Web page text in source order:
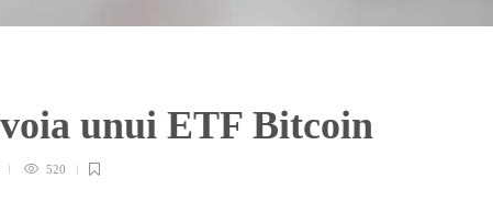
unui ETF Bitcoin
520